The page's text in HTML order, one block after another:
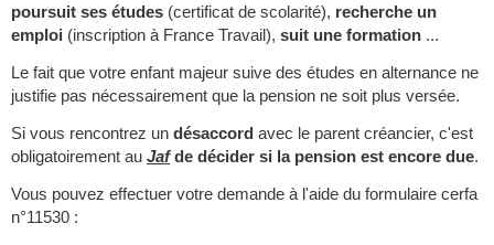
poursuit ses études (certificat de scolarité), recherche un
emploi (inscription à France Travail), suit une formation ...
Le fait que votre enfant majeur suive des études en alternance ne
justifie pas nécessairement que la pension ne soit plus versée.
Si vous rencontrez un désaccord avec le parent créancier, c'est
obligatoirement au Jafde décider si la pension est encore due.
Vous pouvez effectuer votre demande à l'aide du formulaire cerfa
n°11530 :